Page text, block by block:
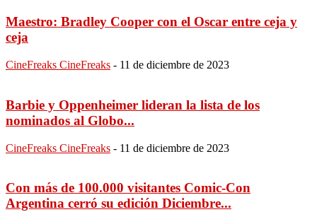
Maestro: Bradley Cooper con el Oscar entre ceja y
ceja
CineFreaks CineFreaks - 11 de diciembre de 2023
Barbie y Oppenheimer lideran la lista de los
nominados al Globo...
CineFreaks CineFreaks - 11 de diciembre de 2023
Con más de 100.000 visitantes Comic-Con
Argentina cerró su edición Diciembre...